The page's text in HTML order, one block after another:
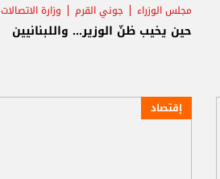
مجلس الوزراء جوني القرم وزارة الاتصالات
حين يخيب ظنّ الوزير... واللبنانيين
إقتصاد